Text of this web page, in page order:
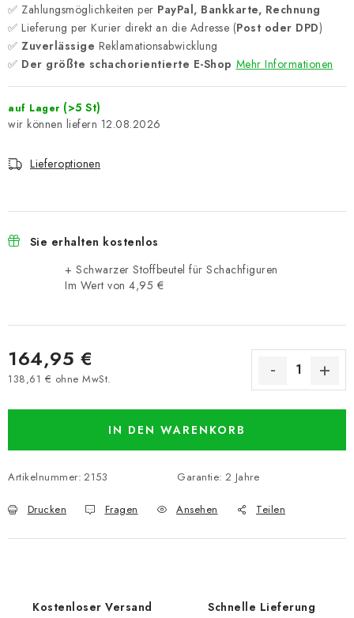
✅ Zahlungsmöglichkeiten per PayPal, Bankkarte, Rechnung
✅ Lieferung per Kurier direkt an die Adresse (Post oder DPD)
✅ Zuverlässige Reklamationsabwicklung
✅ Der größte schachorientierte E-Shop Mehr Informationen
auf Lager (>5 St)
12.08.2026
Lieferoptionen
Sie erhalten kostenlos
+ Schwarzer Stoffbeutel für Schachfiguren
Im Wert von 4,95 €
164,95 €
138,61 € ohne MwSt.
IN DEN WARENKORB
Artikelnummer: 2153 Garantie: 2 Jahre
Drucken Fragen Ansehen Teilen
Kostenloser Versand Schnelle Lieferung